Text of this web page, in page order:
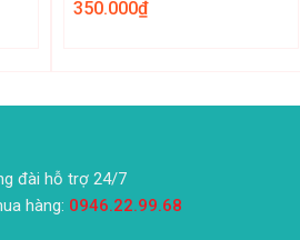
350.000₫
đài hỗ trợ 24/7
hàng: 0946.22.99.68